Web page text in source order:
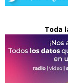
Toda